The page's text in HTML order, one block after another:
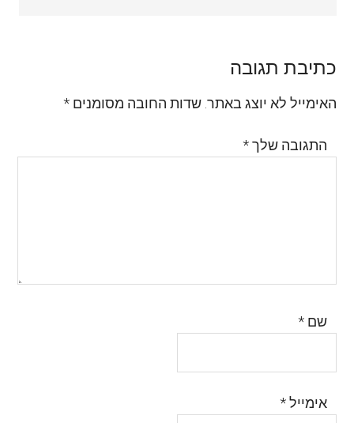
כתיבת תגובה
האימייל לא יוצג באתר. שדות החובה מסומנים*
התגובה שלך*
שם*
אימייל*